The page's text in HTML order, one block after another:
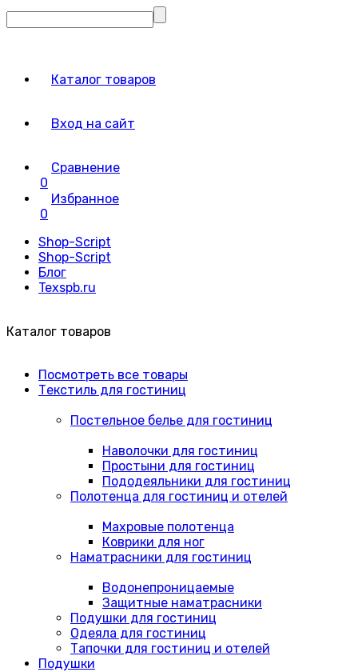
Каталог товаров
Вход на сайт
Сравнение
0
Избранное
0
Shop-Script
Shop-Script
Блог
Texspb.ru
Каталог товаров
Посмотреть все товары
Текстиль для гостиниц
Постельное белье для гостиниц
Наволочки для гостиниц
Простыни для гостиниц
Пододеяльники для гостиниц
Полотенца для гостиниц и отелей
Махровые полотенца
Коврики для ног
Наматрасники для гостиниц
Водонепроницаемые
Защитные наматрасники
Подушки для гостиниц
Одеяла для гостиниц
Тапочки для гостиниц и отелей
Подушки